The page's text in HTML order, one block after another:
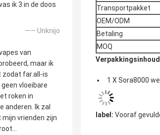
ik 3 in de doos
—— Unknijo
van
maar ik
zodat far.all-is
vloeibare
roken in
anderen. Ik zal
vrienden zijn
Transportpakket
OEM/ODM
Betaling
MOQ
1 X Sora8000
label: Vooraf